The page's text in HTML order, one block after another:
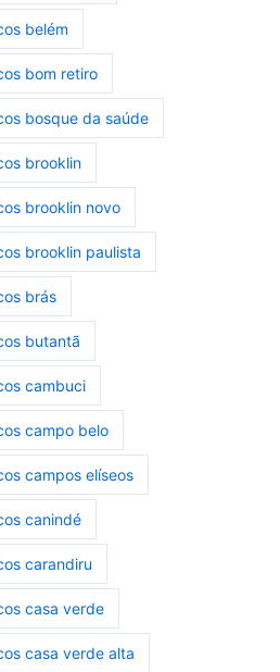
belém
bom retiro
bosque da saúde
brooklin
brooklin novo
brooklin paulista
brás
butantã
cambuci
campo belo
campos elíseos
canindé
carandiru
casa verde
casa verde alta